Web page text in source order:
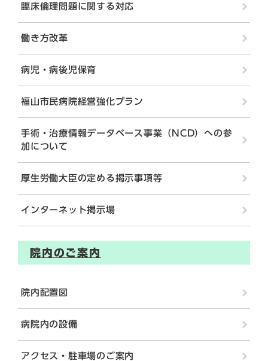
臨床倫理問題に関する対応
働き方改革
病児・病後児保育
福山市民病院経営強化プラン
手術・治療情報データベース事業（NCD）への参
加について
厚生労働大臣の定める掲示事項等
インターネット掲示場
院内のご案内
院内配置図
病院内の設備
アクセス・駐車場のご案内